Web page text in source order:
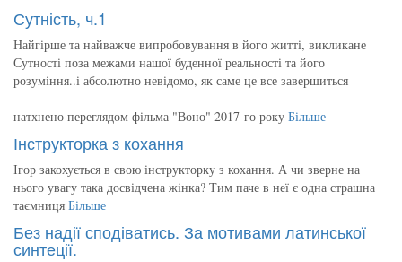
Сутність, ч.1
Найгірше та найважче випробовування в його житті, викликане
Сутності поза межами нашої буденної реальності та його
розуміння..і абсолютно невідомо, як саме це все завершиться
натхнено переглядом фільма "Воно" 2017-го року Більше
Інструкторка з кохання
Ігор закохується в свою інструкторку з кохання. А чи зверне на
нього увагу така досвідчена жінка? Тим паче в неї є одна страшна
таємниця Більше
Без надії сподіватись. За мотивами латинської
синтеції.